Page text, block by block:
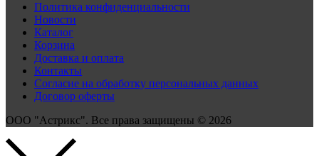
Политика конфиденциальности
Новости
Каталог
Корзина
Доставка и оплата
Контакты
Согласие на обработку персональных данных
Договор оферты
ООО "Астрикс". Все права защищены © 2026